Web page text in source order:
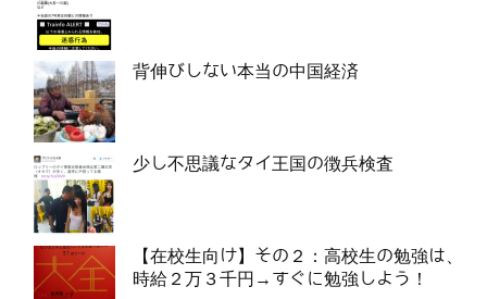
背伸びしない本当の中国経済
少し不思議なタイ王国の徴兵検査
【在校生向け】その２：高校生の勉強は、
時給２万３千円→すぐに勉強しよう！